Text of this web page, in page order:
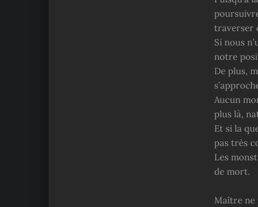
traverser
Si nous
notre
De plus,
Aucun
plus là,
Et si la
pas très
Les
de mort.
Maître ne